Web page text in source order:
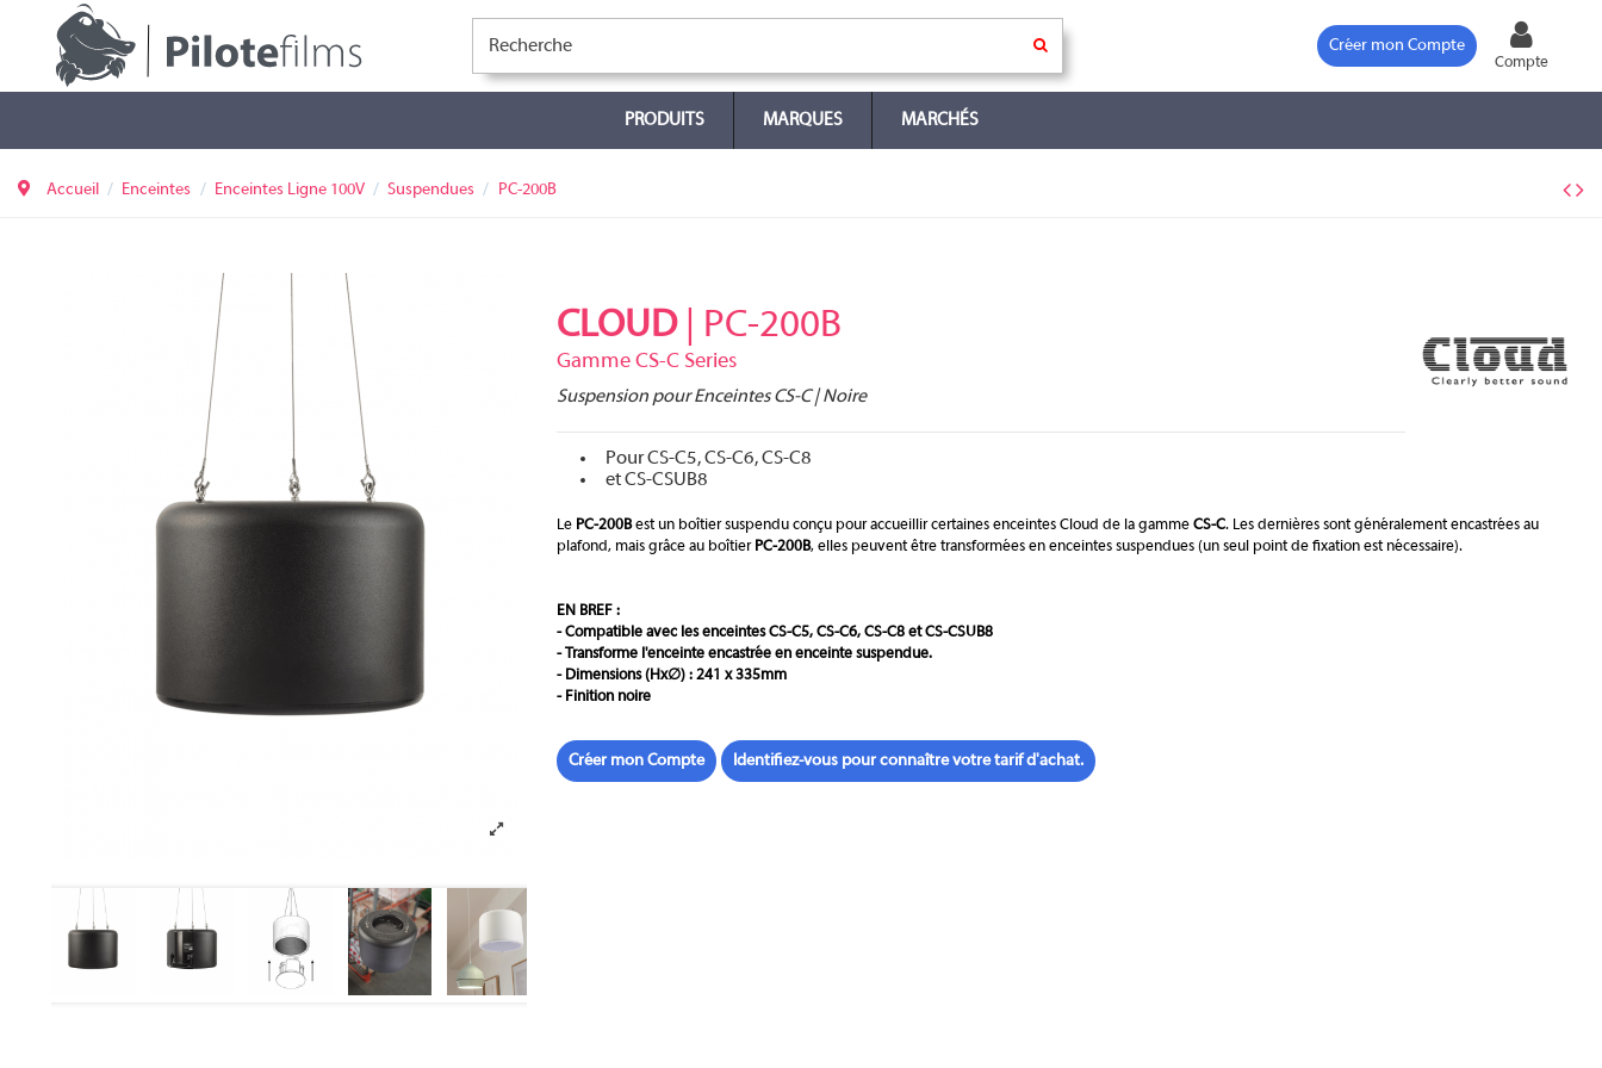
Créer mon Compte
Compte
PRODUITS MARQUES MARCHÉS
Accueil Enceintes Enceintes Ligne 100V Suspendues PC-200B
CLOUD| PC-200B
Gamme CS-C Series
Suspension pour Enceintes CS-C | Noire
Pour CS-C5, CS-C6, CS-C8
et CS-CSUB8
Le PC-200Best un boîtier suspendu conçu pour accueillir certaines enceintes Cloud de la gammeCS-C. Les dernières sont généralement encastrées au
plafond, mais grâce au boîtier PC-200B, elles peuvent être transformées en enceintes suspendues (un seul point de fixation est nécessaire).
EN BREF :
- Compatible avec les enceintes CS-C5, CS-C6, CS-C8 et CS-CSUB8
- Transforme l'enceinte encastrée en enceinte suspendue.
- Dimensions (Hx∅) : 241 x 335mm
- Finition noire
Créer mon Compte Identifiez-vous pour connaître votre tarif d'achat.